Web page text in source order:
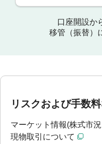
口座開設か
移管（振替）
リスクおよび手数
マーケット情報(株式市
現物取引について